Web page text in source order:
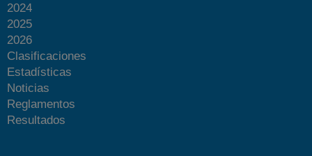
2024
2025
2026
Clasificaciones
Estadísticas
Noticias
Reglamentos
Resultados